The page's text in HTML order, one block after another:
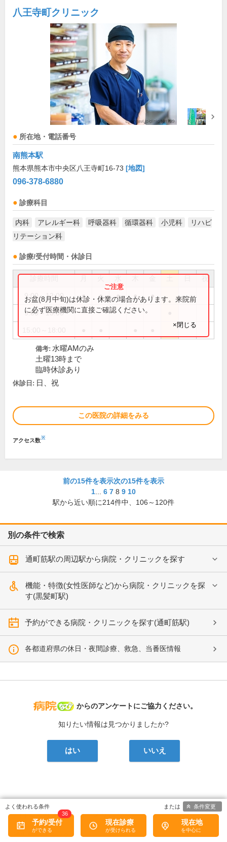
八王寺町クリニック
所在地・電話番号
南熊本駅
熊本県熊本市中央区八王寺町16-73 [地図]
096-378-6880
診療科目
内科 アレルギー科 呼吸器科 循環器科 小児科
リハビ
リテーション科
診療/受付時間・休診日
祝
9:00～12:00 ● ● ● ● ●
9:00～13:00
お盆(8月中旬)は休診・休業の場合があります。来院前
に必ず医療機関に直接ご確認ください。
×閉じる
備考: 水曜AMのみ
土曜13時まで
臨時休診あり
休診日: 日、祝
この医院の詳細をみる
アクセス数※
前の15件を表示次の15件を表示
1
6 7 8 9 10
駅から近い順に214件中、 106～120件
別の条件で検索
通町筋駅の周辺駅から病院・クリニックを探す
機能・特徴(女性医師など)から病院・クリニックを探
す(黒髪町駅)
予約ができる病院・クリニックを探す(通町筋駅)
各都道府県の休日・夜間診療、救急、当番医情報
病院なび
からのアンケートにご協力ください。
知りたい情報は見つかりましたか?
はい いいえ
口コミがある病院・クリニック
三浦内科クリニック
予約/受付
36
現在診療 現在地
条件変更